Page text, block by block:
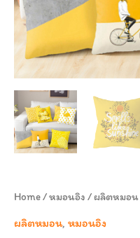
Home/หมอนอิง / ผลิตหมอน
ผลิตหมอน, หมอนอิง